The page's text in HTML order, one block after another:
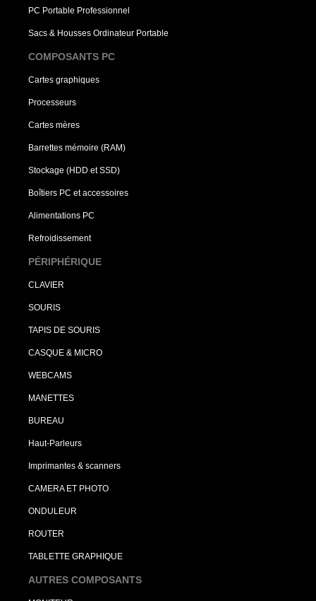
PC Portable Professionnel
Sacs & Housses Ordinateur Portable
COMPOSANTS PC
Cartes graphiques
Processeurs
Cartes mères
Barrettes mémoire (RAM)
Stockage (HDD et SSD)
Boîtiers PC et accessoires
Alimentations PC
Refroidissement
PÉRIPHÉRIQUE
CLAVIER
SOURIS
TAPIS DE SOURIS
CASQUE & MICRO
WEBCAMS
MANETTES
BUREAU
Haut-Parleurs
Imprimantes & scanners
CAMERA ET PHOTO
ONDULEUR
ROUTER
TABLETTE GRAPHIQUE
AUTRES COMPOSANTS